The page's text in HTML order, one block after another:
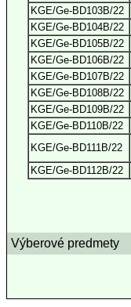
KGE/Ge-BD103B/22
KGE/Ge-BD104B/22
KGE/Ge-BD105B/22
KGE/Ge-BD106B/22
KGE/Ge-BD107B/22
KGE/Ge-BD108B/22
KGE/Ge-BD109B/22
KGE/Ge-BD110B/22
KGE/Ge-BD111B/22
KGE/Ge-BD112B/22
Výberové predmety